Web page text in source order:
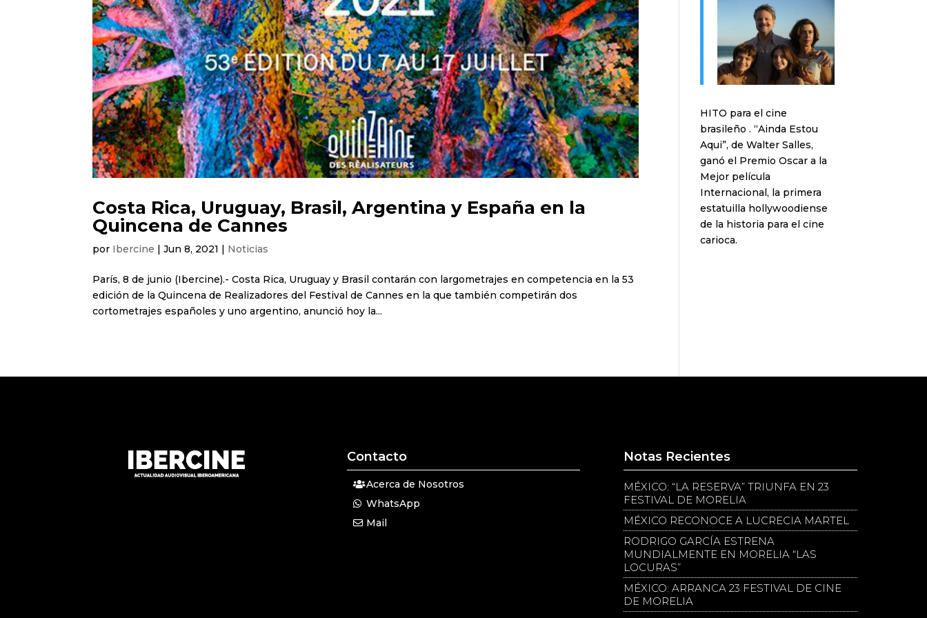
Costa Rica, Uruguay, Brasil, Argentina y España en la
Quincena de Cannes
por Ibercine |Jun 8, 2021 | Noticias
París, 8 de junio (Ibercine).- Costa Rica, Uruguay y Brasil contarán con largometrajes en competencia en la 53
edición de la Quincena de Realizadores del Festival de Cannes en la que también competirán dos
cortometrajes españoles y uno argentino, anunció hoy la...
HITO para el cine
brasileño . “Ainda Estou
Aqui”, de Walter Salles,
ganó el Premio Oscar a la
Mejor película
Internacional, la primera
estatuilla hollywoodiense
de la historia para el cine
carioca.
Contacto
Acerca de Nosotros
WhatsApp
Mail
Notas Recientes
MÉXICO: “LA RESERVA” TRIUNFA EN 23
FESTIVAL DE MORELIA
MÉXICO RECONOCE A LUCRECIA MARTEL
RODRIGO GARCÍA ESTRENA
MUNDIALMENTE EN MORELIA “LAS
LOCURAS”
MÉXICO: ARRANCA 23 FESTIVAL DE CINE
DE MORELIA